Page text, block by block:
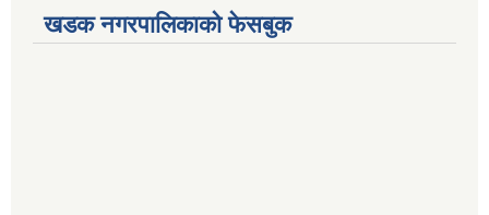
खडक नगरपालिकाको फेसबुक